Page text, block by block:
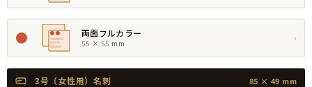
両面フルカラー
55 × 55 mm
›
3号（女性用）名刺 85 × 49 mm